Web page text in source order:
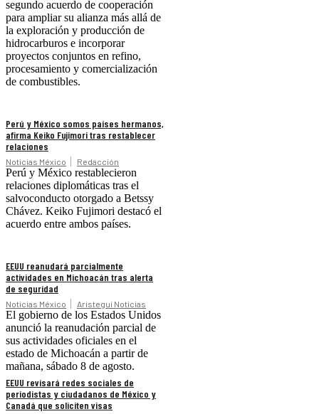
segundo acuerdo de cooperación
para ampliar su alianza más allá de
la exploración y producción de
hidrocarburos e incorporar
proyectos conjuntos en refino,
procesamiento y comercialización
de combustibles.
Perú y México somos países hermanos,
afirma Keiko Fujimori tras restablecer
relaciones
Noticias México Redacción
Perú y México restablecieron
relaciones diplomáticas tras el
salvoconducto otorgado a Betssy
Chávez. Keiko Fujimori destacó el
acuerdo entre ambos países.
EEUU reanudará parcialmente
actividades en Michoacán tras alerta
de seguridad
Noticias México Aristegui Noticias
El gobierno de los Estados Unidos
anunció la reanudación parcial de
sus actividades oficiales en el
estado de Michoacán a partir de
mañana, sábado 8 de agosto.
EEUU revisará redes sociales de
periodistas y ciudadanos de México y
Canadá que soliciten visas